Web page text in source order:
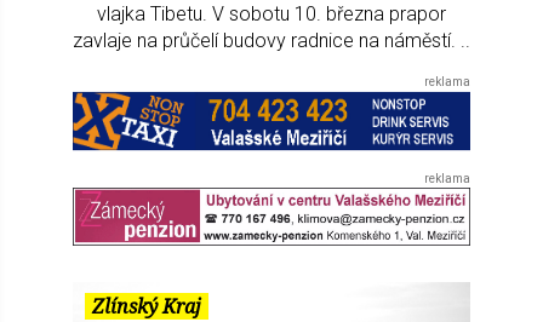
vlajka Tibetu. V sobotu 10. března prapor
zavlaje na průčelí budovy radnice na náměstí. ..
Zlínský Kraj